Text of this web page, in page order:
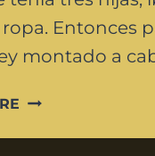
ropa. Entonces
montado a